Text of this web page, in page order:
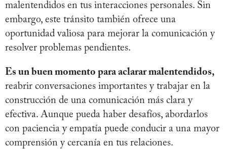
malentendidos en tus interacciones personales. Sin
embargo, este tránsito también ofrece una
oportunidad valiosa para mejorar la comunicación y
resolver problemas pendientes.
Es un buen momento para aclarar malentendidos,
reabrir conversaciones importantes y trabajar en la
construcción de una comunicación más clara y
efectiva. Aunque pueda haber desafíos, abordarlos
con paciencia y empatía puede conducir a una mayor
comprensión y cercanía en tus relaciones.